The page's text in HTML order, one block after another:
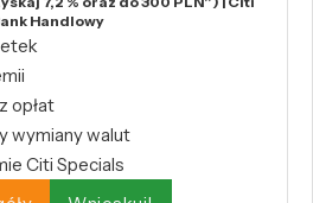
Handlowy
opłat
wymiany walut
Citi Specials